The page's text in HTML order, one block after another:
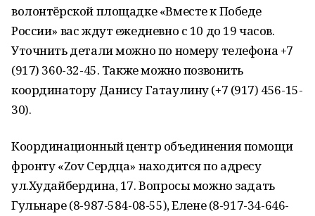
волонтёрской площадке «Вместе к Победе
России» вас ждут ежедневно с 10 до 19 часов.
Уточнить детали можно по номеру телефона +7
(917) 360-32-45. Также можно позвонить
координатору Данису Гатаулину (+7 (917) 456-15-
30).
Координационный центр объединения помощи
фронту «Zov Сердца» находится по адресу
ул.Худайбердина, 17. Вопросы можно задать
Гульнаре (8-987-584-08-55), Елене (8-917-34-646-